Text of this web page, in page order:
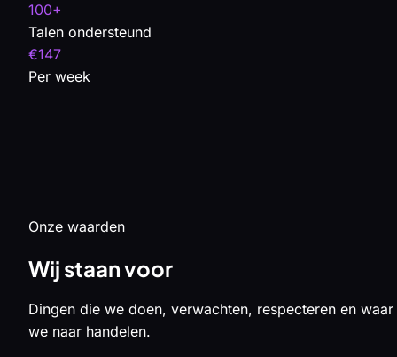
100+
Talen ondersteund
€147
Per week
Onze waarden
Wij staan voor
Dingen die we doen, verwachten, respecteren en waar
we naar handelen.